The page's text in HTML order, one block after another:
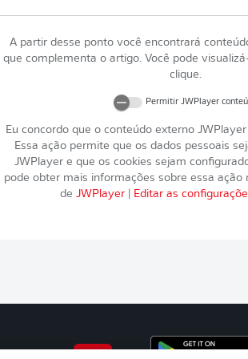
A partir desse ponto você encontrará
que complementa o artigo. Você pode
clique.
Permitir JWPlayer
Eu concordo que o conteúdo externo JWPlayer
Essa ação permite que os dados pessoais
JWPlayere que os cookies sejam
pode obter mais informações sobre essa ação
de JWPlayer Editar as